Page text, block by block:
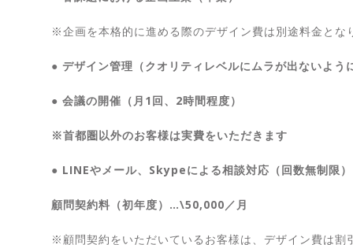
※企画を本格的に進める際のデザイン費は別途料金とな
● デザイン管理（クオリティレベルにムラが出ないよう
● 会議の開催（月1回、2時間程度）
※首都圏以外のお客様は実費をいただきます
● LINEやメール、Skypeによる相談対応（回数無制限）
顧問契約料（初年度）…\50,000／月
※顧問契約をいただいているお客様は、デザイン費は割